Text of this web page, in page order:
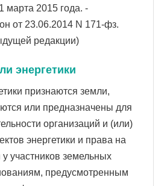
марта 2015 года. -
от 23.06.2014 N 171-фз.
редакции)
энергетики
признаются земли,
или предназначены для
организаций и (или)
энергетики и права на
участников земельных
предусмотренным